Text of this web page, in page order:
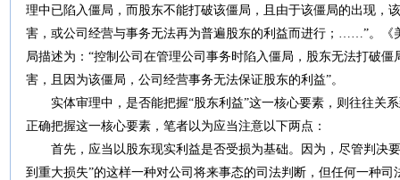
理中已陷入僵局，而股东不能打破该僵局，且由于该僵局的出现，
害，或公司经营与事务无法再为普遍股东的利益而进行；……”。《
局描述为：“控制公司在管理公司事务时陷入僵局，股东无法打破
害，且因为该僵局，公司经营事务无法保证股东的利益”。
实体审理中，是否能把握“股东利益”这一核心要素，则往往关
正确把握这一核心要素，笔者以为应当注意以下两点：
首先，应当以股东现实利益是否受损为基础。因为，尽管判决
到重大损失”的这样一种对公司将来事态的司法判断，但任何一种